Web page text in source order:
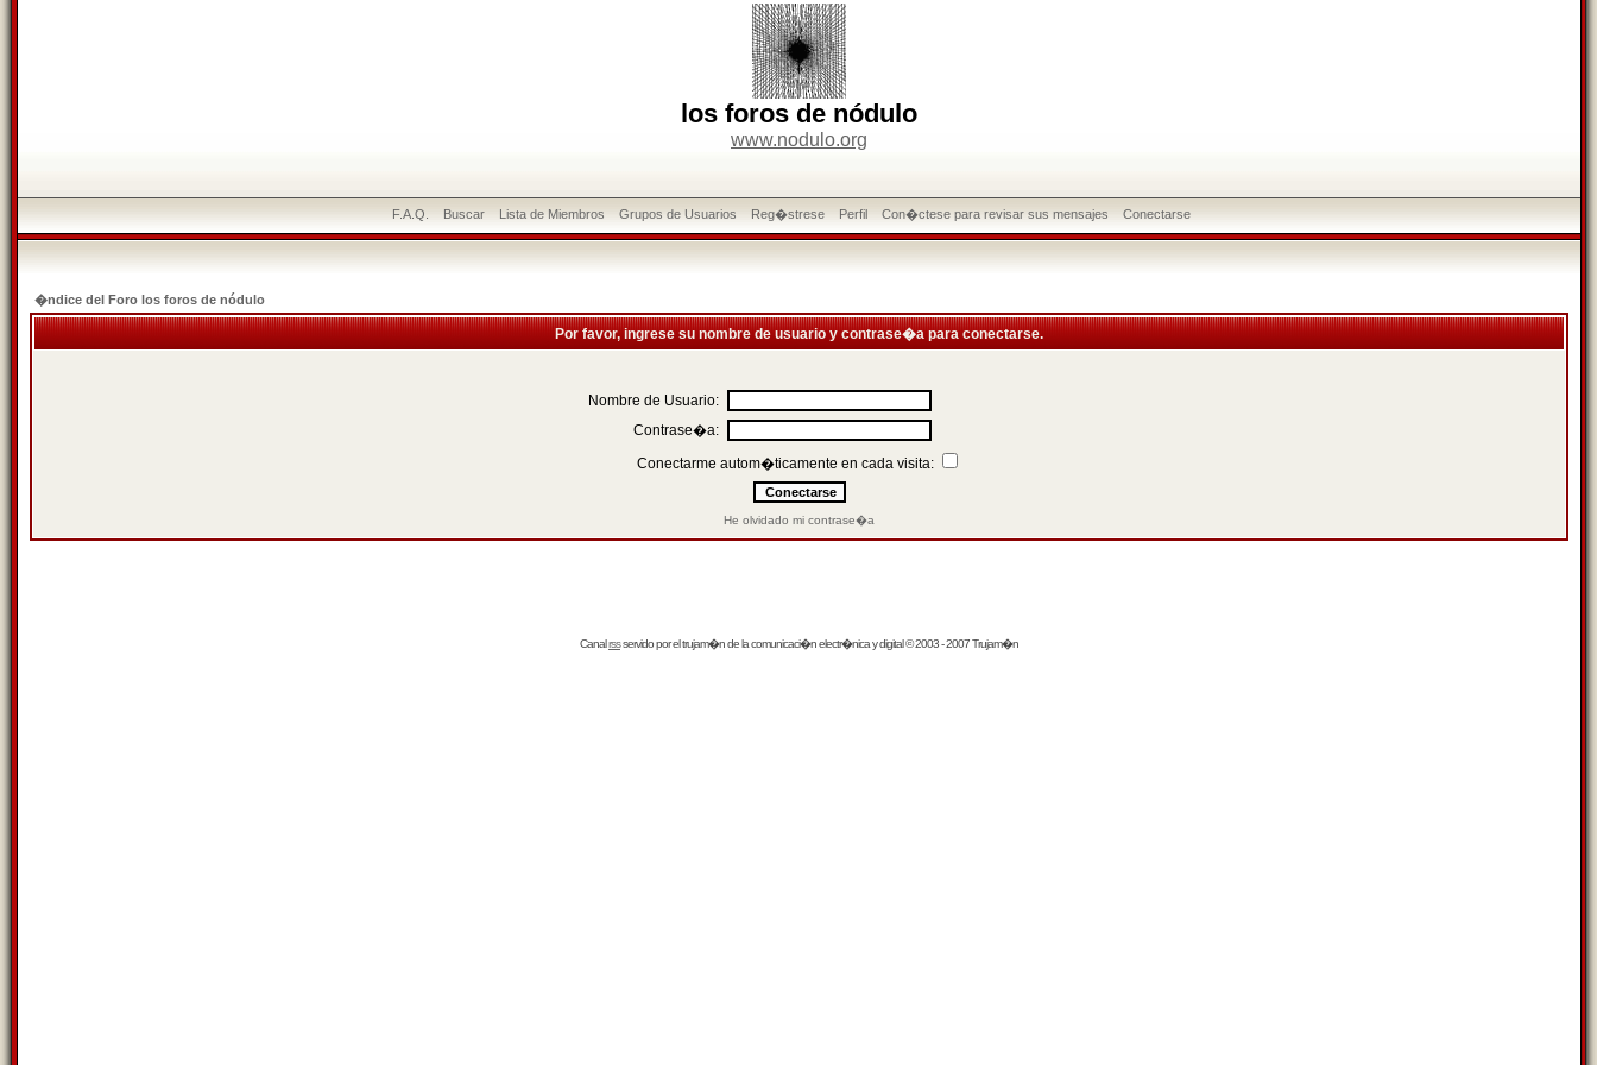
los foros de nódulo
www.nodulo.org
F.A.Q. Buscar Lista de Miembros Grupos de Usuarios Reg�strese Perfil Con�ctese para revisar sus mensajes Conectarse
�ndice del Foro los foros de nódulo
Por favor, ingrese su nombre de usuario y contrase�a para conectarse.
Nombre de Usuario:
Contrase�a:
Conectarme autom�ticamente en cada visita:
He olvidado mi contrase�a
Canalrssservido por eltrujam�nde la comunicaci�n electr�nica y digital © 2003 - 2007 Trujam�n